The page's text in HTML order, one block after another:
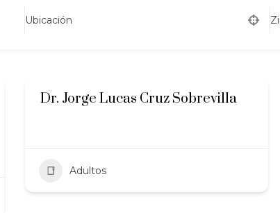
Ubicación
Dr. Jorge Lucas Cruz Sobrevilla
Adultos